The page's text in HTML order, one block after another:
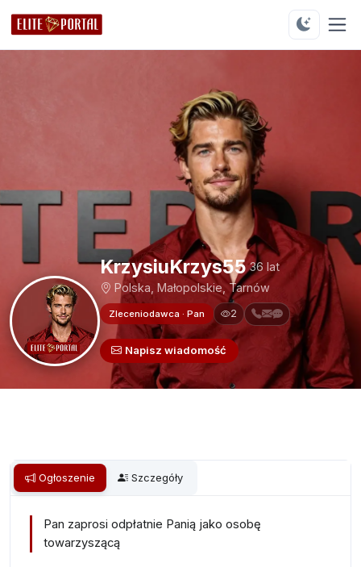
KrzysiuKrzys55 36 lat
Polska, Małopolskie, Tarnów
Zleceniodawca · Pan 2
Napisz wiadomość
Ogłoszenie Szczegóły
Pan zaprosi odpłatnie Panią jako osobę
towarzyszącą